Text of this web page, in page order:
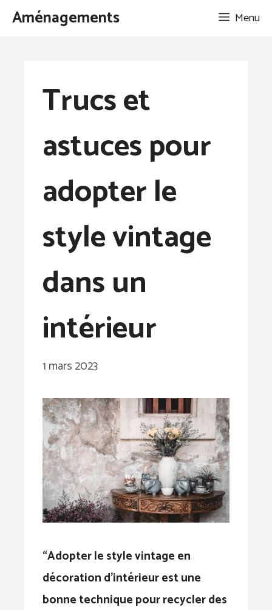
AllerAménagements Menu
Trucs et
astuces pour
adopter le
style vintage
dans un
intérieur
1 mars 2023
“Adopter le style vintage en
décoration d’intérieur est une
bonne technique pour recycler des